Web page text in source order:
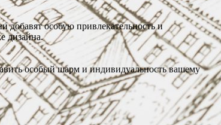
добавят особую привлекательность и
дизайна.
особый шарм и индивидуальность вашему